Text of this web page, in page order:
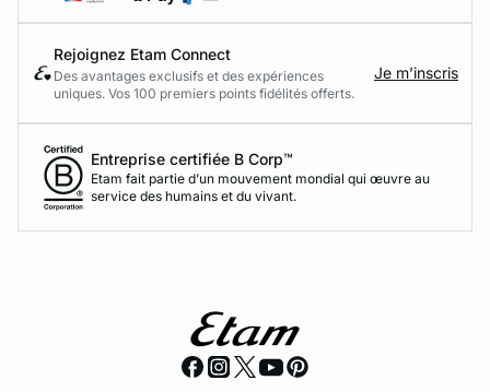
Rejoignez Etam Connect
Des avantages exclusifs et des expériences
uniques. Vos 100 premiers points fidélités offerts.
Je m’inscris
Entreprise certifiée B Corp™
Etam fait partie d’un mouvement mondial qui œuvre au
service des humains et du vivant.